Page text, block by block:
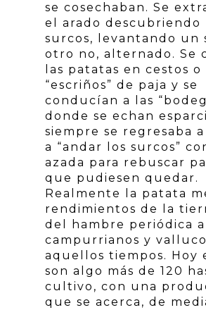
se cosechaban. Se
el arado descubriendo
surcos, levantando un
otro no, alternado. Se
las patatas en cestos o
“escriños” de paja y se
conducían a las
donde se echan
siempre se regresaba
a “andar los surcos”
azada para rebuscar
que pudiesen quedar.
Realmente la patata
rendimientos de la
del hambre periódica a
campurrianos y
aquellos tiempos. Hoy
son algo más de 120
cultivo, con una
que se acerca, de